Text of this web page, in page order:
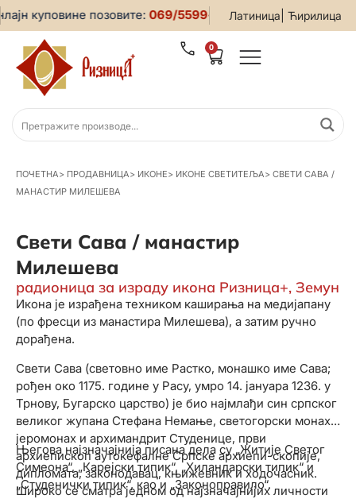
Латиница Ћирилица
куповине позовите:069/5599-019 • За све
0
ПОЧЕТНА> ПРОДАВНИЦА> ИКОНЕ> ИКОНЕ СВЕТИТЕЉА> СВЕТИ САВА /
МАНАСТИР МИЛЕШЕВА
Свети Сава / манастир
Милешева
радионица за израду икона Ризница+, Земун
Икона је израђена техником каширања на медијапану
(по фресци из манастира Милешева), а затим ручно
дорађена.
Свети Сава (световно име Растко, монашко име Сава;
рођен око 1175. године у Расу, умро 14. јануара 1236. у
Трнову, Бугарско царство) је био најмлађи син српског
великог жупана Стефана Немање, светогорски монах,
јеромонах и архимандрит Студенице, први
архиепископ аутокефалне Српске архиепи-скопије,
дипломата, законодавац, књижевник и ходочасник.
Широко се сматра једном од најзначајнијих личности
Његова најзначајнија писана дела су „Житије Светог
Симеона“, „Карејски типик“, „Хиландарски типик“ и
„Студенички типик“, као и „Законоправило“.